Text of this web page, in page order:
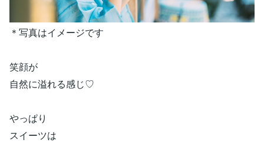
＊写真はイメージです
笑顔が
自然に溢れる感じ♡
やっぱり
スイーツは